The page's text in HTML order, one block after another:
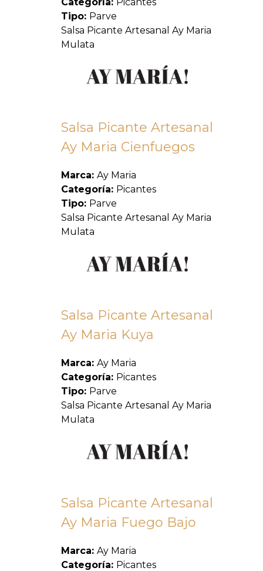
Tipo: Parve
Salsa Picante Artesanal Ay Maria
Mulata
Salsa Picante Artesanal
Ay Maria Cienfuegos
Marca: Ay Maria
Categoría: Picantes
Tipo: Parve
Salsa Picante Artesanal Ay Maria
Mulata
Salsa Picante Artesanal
Ay Maria Kuya
Marca: Ay Maria
Categoría: Picantes
Tipo: Parve
Salsa Picante Artesanal Ay Maria
Mulata
Salsa Picante Artesanal
Ay Maria Fuego Bajo
Marca: Ay Maria
Categoría: Picantes